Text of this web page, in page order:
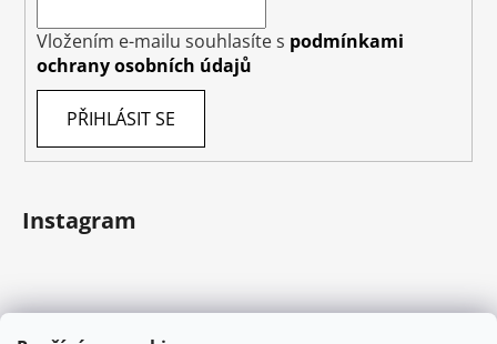
Vložením e-mailu souhlasíte s podmínkami
ochrany osobních údajů
PŘIHLÁSIT SE
Instagram